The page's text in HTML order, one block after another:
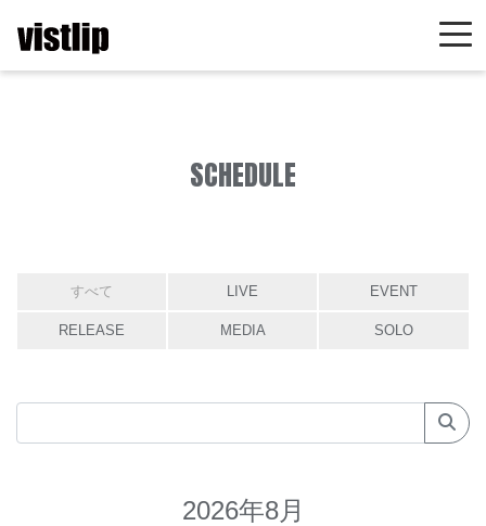
SCHEDULE
すべて LIVE EVENT
RELEASE MEDIA SOLO
2026年8月